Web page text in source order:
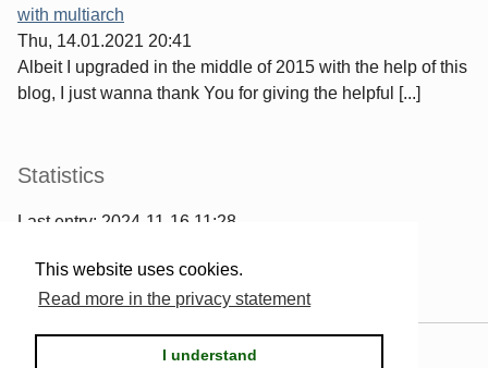
This website uses cookies.
Read more in the privacy statement
I understand
with multiarch
Thu, 14.01.2021 20:41
Albeit I upgraded in the middle of 2015 with the help of this
blog, I just wanna thank You for giving the helpful [...]
Statistics
Last entry: 2024-11-16 11:28
2567comments have been made
Serendipity & the 2k11 theme.